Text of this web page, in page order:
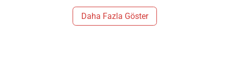
Daha Fazla Göster